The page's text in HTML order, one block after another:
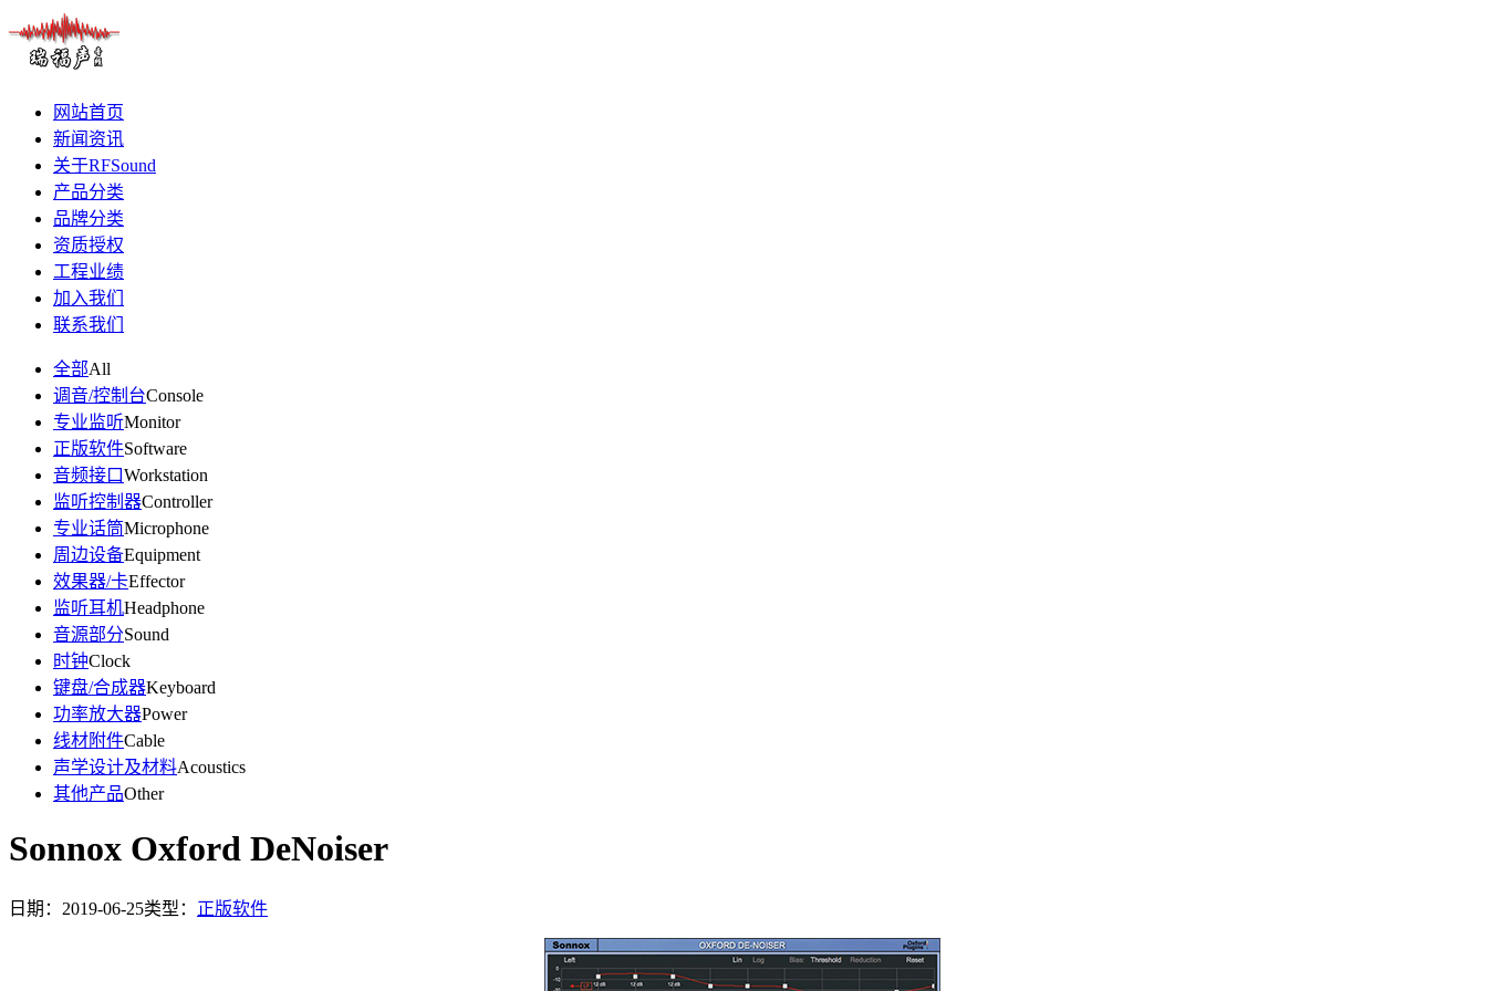
网站首页
新闻资讯
关于RFSound
产品分类
品牌分类
资质授权
工程业绩
加入我们
联系我们
全部All
调音/控制台Console
专业监听Monitor
正版软件Software
音频接口Workstation
监听控制器Controller
专业话筒Microphone
周边设备Equipment
效果器/卡Effector
监听耳机Headphone
音源部分Sound
时钟Clock
键盘/合成器Keyboard
功率放大器Power
线材附件Cable
声学设计及材料Acoustics
其他产品Other
Sonnox Oxford DeNoiser
日期：2019-06-25类型： 正版软件